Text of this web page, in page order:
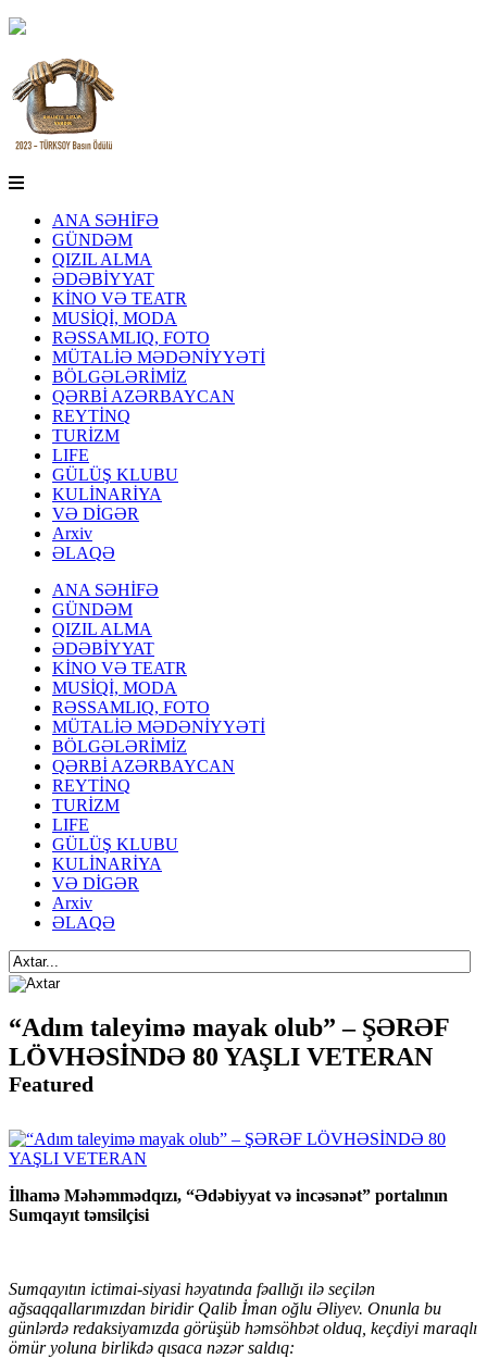
ANA SƏHİFƏ
GÜNDƏM
QIZIL ALMA
ƏDƏBİYYAT
KİNO VƏ TEATR
MUSİQİ, MODA
RƏSSAMLIQ, FOTO
MÜTALİƏ MƏDƏNİYYƏTİ
BÖLGƏLƏRİMİZ
QƏRBİ AZƏRBAYCAN
REYTİNQ
TURİZM
LIFE
GÜLÜŞ KLUBU
KULİNARİYA
VƏ DİGƏR
Arxiv
ƏLAQƏ
ANA SƏHİFƏ
GÜNDƏM
QIZIL ALMA
ƏDƏBİYYAT
KİNO VƏ TEATR
MUSİQİ, MODA
RƏSSAMLIQ, FOTO
MÜTALİƏ MƏDƏNİYYƏTİ
BÖLGƏLƏRİMİZ
QƏRBİ AZƏRBAYCAN
REYTİNQ
TURİZM
LIFE
GÜLÜŞ KLUBU
KULİNARİYA
VƏ DİGƏR
Arxiv
ƏLAQƏ
“Adım taleyimə mayak olub” – ŞƏRƏF
LÖVHƏSİNDƏ 80 YAŞLI VETERAN
Featured
İlhamə Məhəmmədqızı, “Ədəbiyyat və incəsənət” portalının
Sumqayıt təmsilçisi
Sumqayıtın ictimai-siyasi həyatında fəallığı ilə seçilən
ağsaqqallarımızdan biridir Qalib İman oğlu Əliyev. Onunla bu
günlərdə redaksiyamızda görüşüb həmsöhbət olduq, keçdiyi maraqlı
ömür yoluna birlikdə qısaca nəzər saldıq: